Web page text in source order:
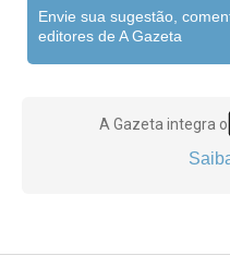
Envie sua sugestão,
editores de A Gazeta
A Gazeta integra o